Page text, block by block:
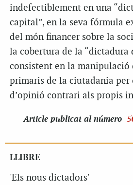
indefectiblement en una
capital”, en la seva fórmula
del món financer sobre la
la cobertura de la “dictadura
consistent en la manipulació
primaris de la ciutadania per
d’opinió contrari als propis
Article publicat al número
LLIBRE
'Els nous dictadors'